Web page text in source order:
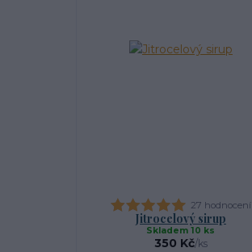
27 hodnocení
Jitrocelový sirup
350 Kč/ks
Skladem 10 ks